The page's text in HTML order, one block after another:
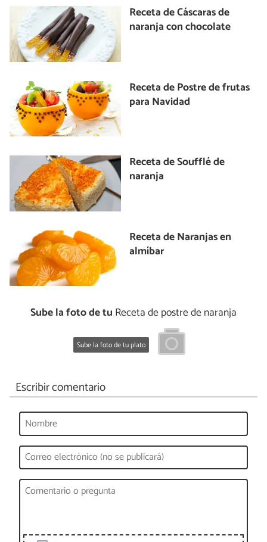
Receta de Cáscaras de
naranja con chocolate
Receta de Postre de frutas
para Navidad
Receta de Soufflé de
naranja
Receta de Naranjas en
almíbar
Sube la foto de tu Receta de postre de naranja
Sube la foto de tu plato
Escribir comentario